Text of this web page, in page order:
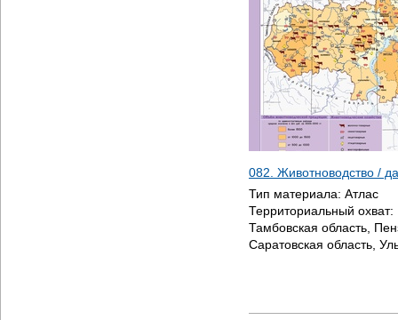
082. Животноводство /
Тип материала: Атлас
Территориальный охват:
Тамбовская область,
Саратовская область,